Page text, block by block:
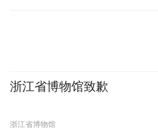
浙江省博物馆致歉
浙江省博物馆